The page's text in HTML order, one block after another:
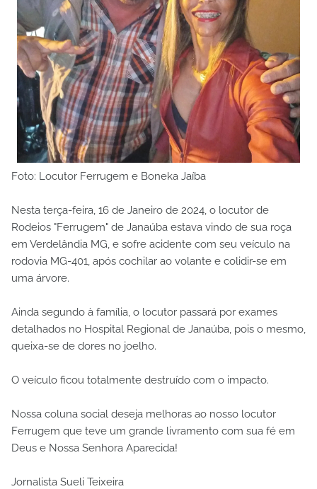
Foto: Locutor Ferrugem e Boneka Jaíba
Nesta terça-feira, 16 de Janeiro de 2024, o locutor de
Rodeios "Ferrugem" de Janaúba estava vindo de sua roça
em Verdelândia MG, e sofre acidente com seu veículo na
rodovia MG-401, após cochilar ao volante e colidir-se em
uma árvore.
Ainda segundo à família, o locutor passará por exames
detalhados no Hospital Regional de Janaúba, pois o mesmo,
queixa-se de dores no joelho.
O veículo ficou totalmente destruído com o impacto.
Nossa coluna social deseja melhoras ao nosso locutor
Ferrugem que teve um grande livramento com sua fé em
Deus e Nossa Senhora Aparecida!
Jornalista Sueli Teixeira